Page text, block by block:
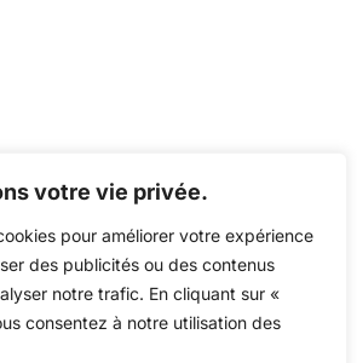
votre vie privée.
pour améliorer votre expérience
des publicités ou des contenus
notre trafic. En cliquant sur «
consentez à notre utilisation des